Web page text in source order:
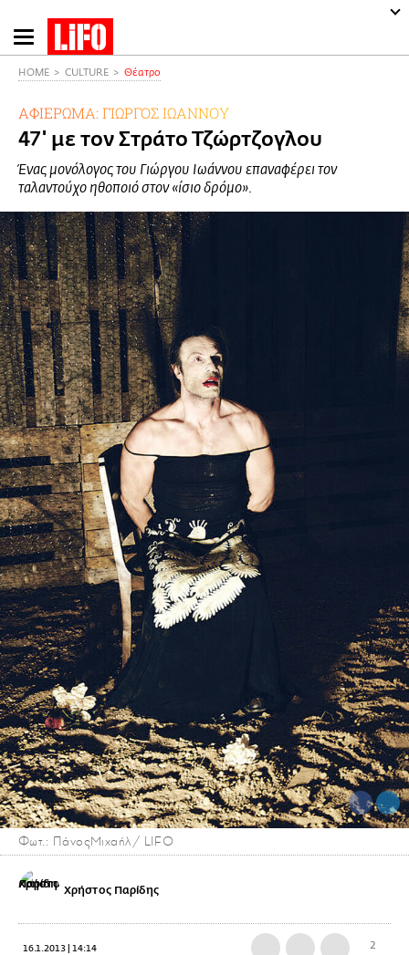
Παράκαμψη
προς
περιεχόμενο
HOME CULTURE Θέατρο
ΑΦΙΕΡΩΜΑ: ΓΙΩΡΓΟΣ ΙΩΑΝΝΟΥ
47' με τον Στράτο Τζώρτζογλου
Ένας μονόλογος του Γιώργου Ιωάννου επαναφέρει τον
ταλαντούχο ηθοποιό στον «ίσιο δρόμο».
Φωτ.: ΠάνοςΜιχαήλ/ LIFO
Χρήστος Παρίδης
16.1.2013 | 14:14 2